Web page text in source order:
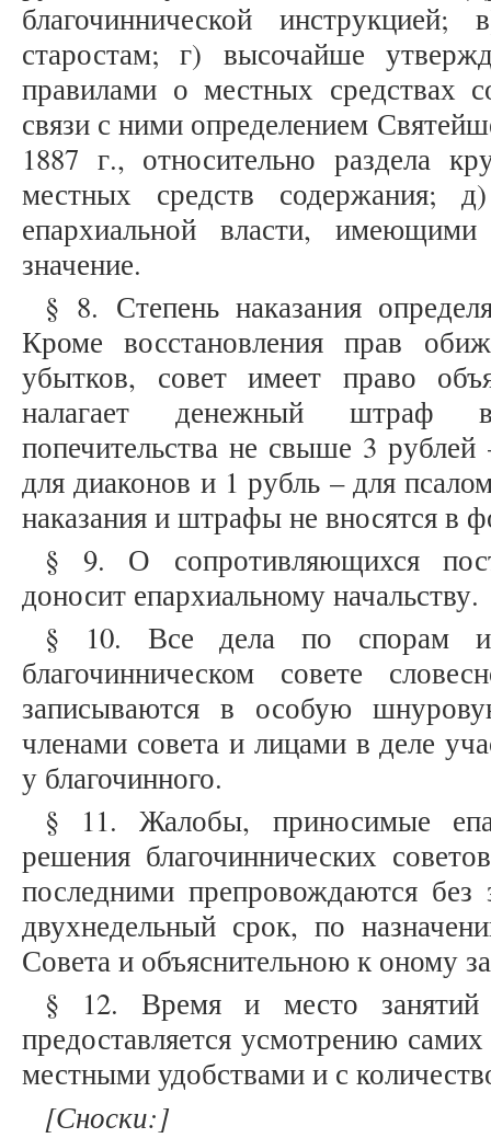
благочиннической
старостам; г) высочайше
правилами о местных средствах
связи с ними определением
1887 г., относительно раздела
местных средств содержания;
епархиальной власти,
значение.
§ 8. Степень наказания
Кроме восстановления прав
убытков, совет имеет право
налагает денежный штраф в
попечительства не свыше 3
для диаконов и 1 рубль – для
наказания и штрафы не вносятся в
§ 9. О сопротивляющихся
доносит епархиальному начальству.
§ 10. Все дела по спорам и
благочинническом совете
записываются в особую
членами совета и лицами в деле
у благочинного.
§ 11. Жалобы, приносимые
решения благочиннических
последними препровождаются
двухнедельный срок, по
Совета и объяснительною к оному
§ 12. Время и место занятий
предоставляется усмотрению
местными удобствами и с
[Сноски:]